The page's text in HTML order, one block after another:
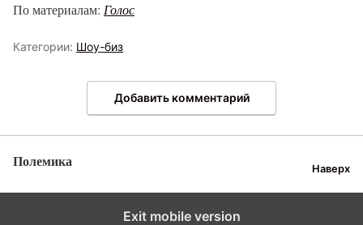
По материалам: Голос
Категории: Шоу-биз
Добавить комментарий
Полемика Наверх
Exit mobile version